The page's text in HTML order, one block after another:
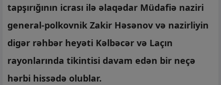
tapşırığının icrası ilə əlaqədar Müdafiə naziri
general-polkovnik Zakir Həsənov və nazirliyin
digər rəhbər heyəti Kəlbəcər və Laçın
rayonlarında tikintisi davam edən bir neçə
hərbi hissədə olublar.